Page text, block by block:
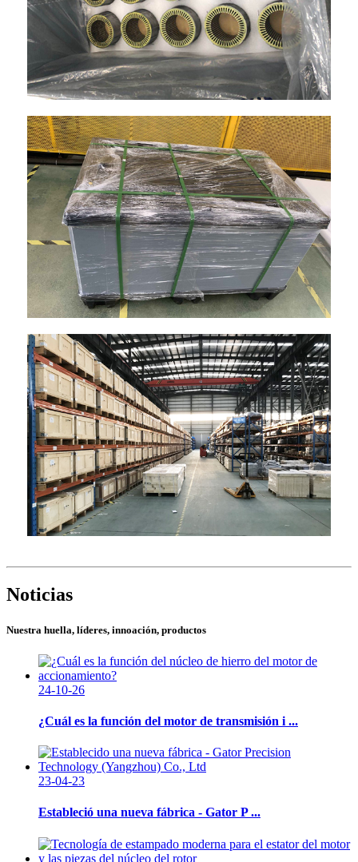
Noticias
Nuestra huella, líderes, innoación, productos
24-10-26
¿Cuál es la función del motor de transmisión i ...
23-04-23
Estableció una nueva fábrica - Gator P ...